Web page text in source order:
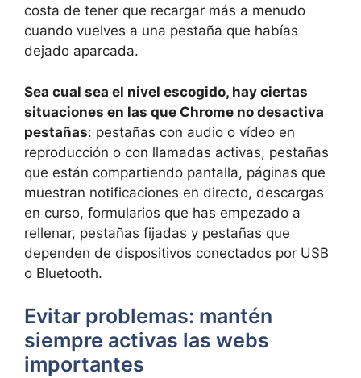
costa de tener que recargar más a menudo
cuando vuelves a una pestaña que habías
dejado aparcada.
Sea cual sea el nivel escogido, hay ciertas
situaciones en las que Chrome no desactiva
pestañas: pestañas con audio o vídeo en
reproducción o con llamadas activas, pestañas
que están compartiendo pantalla, páginas que
muestran notificaciones en directo, descargas
en curso, formularios que has empezado a
rellenar, pestañas fijadas y pestañas que
dependen de dispositivos conectados por USB
o Bluetooth.
Evitar problemas: mantén
siempre activas las webs
importantes